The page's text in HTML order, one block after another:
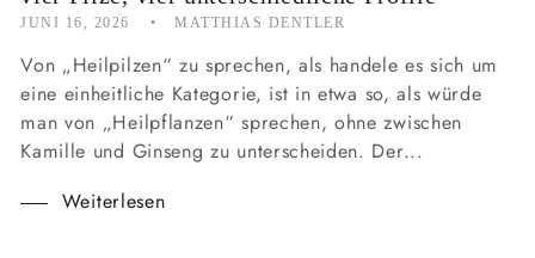
JUNI 16, 2026 MATTHIAS DENTLER
Von „Heilpilzen“ zu sprechen, als handele es sich um
eine einheitliche Kategorie, ist in etwa so, als würde
man von „Heilpflanzen“ sprechen, ohne zwischen
Kamille und Ginseng zu unterscheiden. Der...
Weiterlesen